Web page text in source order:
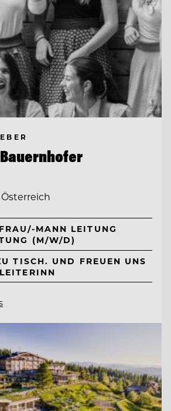
MANN LEITUNG
(M/W/D)
TISCH. UND FREUEN UNS